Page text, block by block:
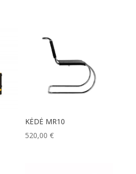
KĖDĖ MR10
520,00€